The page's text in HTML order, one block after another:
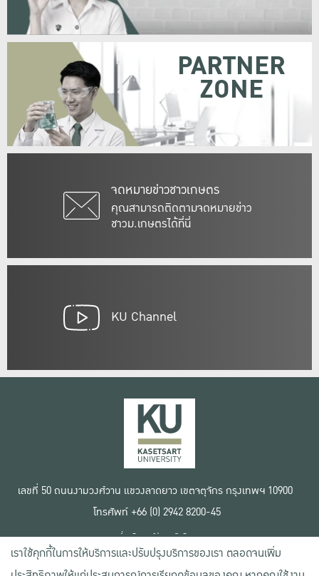
จดหมายข่าวชาวเกษตร
คุณสามารถติดตามจดหมายข่าว
ชาวม.เกษตรได้ที่นี่
PARTNER
ZONE
KU Channel
เลขที่ 50 ถนนงามวงศ์วาน แขวงลาดยาว เขตจตุจักร กรุงเทพฯ 10900
โทรศัพท์ +66 (0) 2942 8200-45
เงื่อนไขการใช้งานเว็บไซต์
ข้อตกลงด้านสิทธิ์ใช้งาน
นโยบายความเป็นส่วนตัว
เราใช้คุกกี้ในการให้บริการและปรับปรุงบริการของเรา ตลอดจนเพิ่ม